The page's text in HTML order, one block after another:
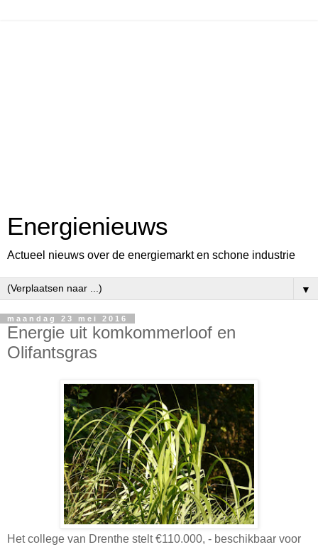
Energienieuws
Actueel nieuws over de energiemarkt en schone industrie
▼
maandag 23 mei 2016
Energie uit komkommerloof en
Olifantsgras
Het college van Drenthe stelt €110.000, - beschikbaar voor